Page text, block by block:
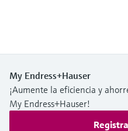
My Endress+Hauser
¡Aumente la eficiencia y
My Endress+Hauser!